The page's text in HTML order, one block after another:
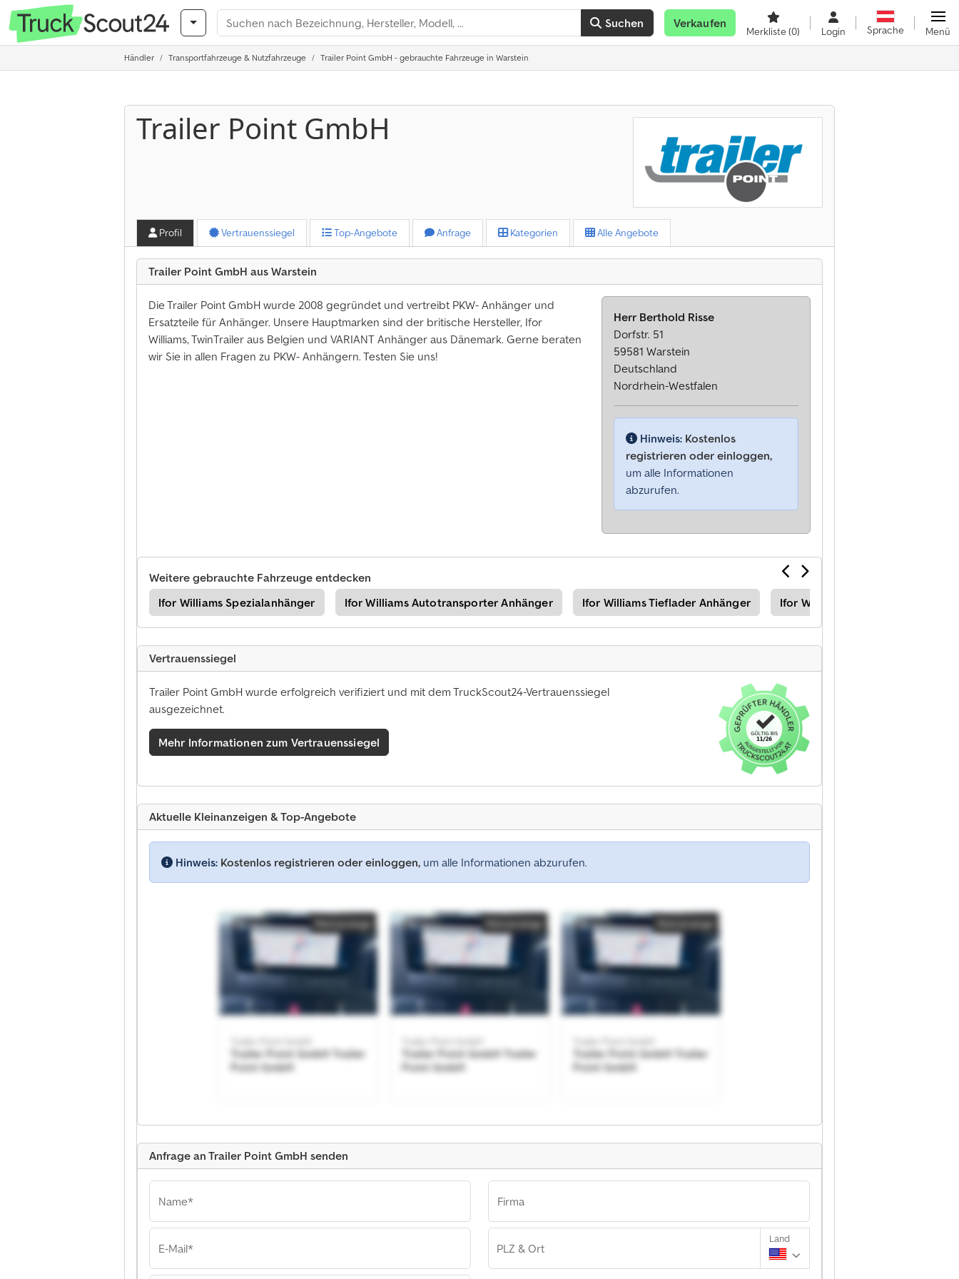
Suchen Verkaufen
Merkliste(0) Login Sprache Menü
Händler Transportfahrzeuge & Nutzfahrzeuge Trailer Point GmbH - gebrauchte Fahrzeuge in Warstein
Trailer Point GmbH
Profil Vertrauenssiegel Top-Angebote Anfrage Kategorien Alle Angebote
Trailer Point GmbH aus Warstein
Die Trailer Point GmbH wurde 2008 gegründet und vertreibt PKW- Anhänger und
Ersatzteile für Anhänger. Unsere Hauptmarken sind der britische Hersteller, Ifor
Williams, TwinTrailer aus Belgien und VARIANT Anhänger aus Dänemark. Gerne beraten
wir Sie in allen Fragen zu PKW- Anhängern. Testen Sie uns!
Herr Berthold Risse
Dorfstr. 51
59581 Warstein
Deutschland
Nordrhein-Westfalen
Hinweis: Kostenlos
registrieren oder einloggen,
um alle Informationen
abzurufen.
Weitere gebrauchte Fahrzeuge entdecken
Ifor Williams Spezialanhänger
Ifor Williams Autotransporter Anhänger Ifor Williams Tieflader Anhänger Ifor Williams Anhänger
Vertrauenssiegel
Trailer Point GmbH wurde erfolgreich verifiziert und mit dem TruckScout24-Vertrauenssiegel
ausgezeichnet.
Mehr Informationen zum Vertrauenssiegel
Aktuelle Kleinanzeigen & Top-Angebote
Hinweis: Kostenlos registrieren oder einloggen, um alle Informationen abzurufen.
Trailer Point GmbH Trailer
Point GmbH
Kleinanzeige
Trailer Point GmbH Trailer
Point GmbH
Kleinanzeige
Trailer Point GmbH Trailer
Point GmbH
Kleinanzeige
Point GmbH
Anfrage an Trailer Point GmbH senden
Name*
E-Mail*
Firma
PLZ & Ort
Land